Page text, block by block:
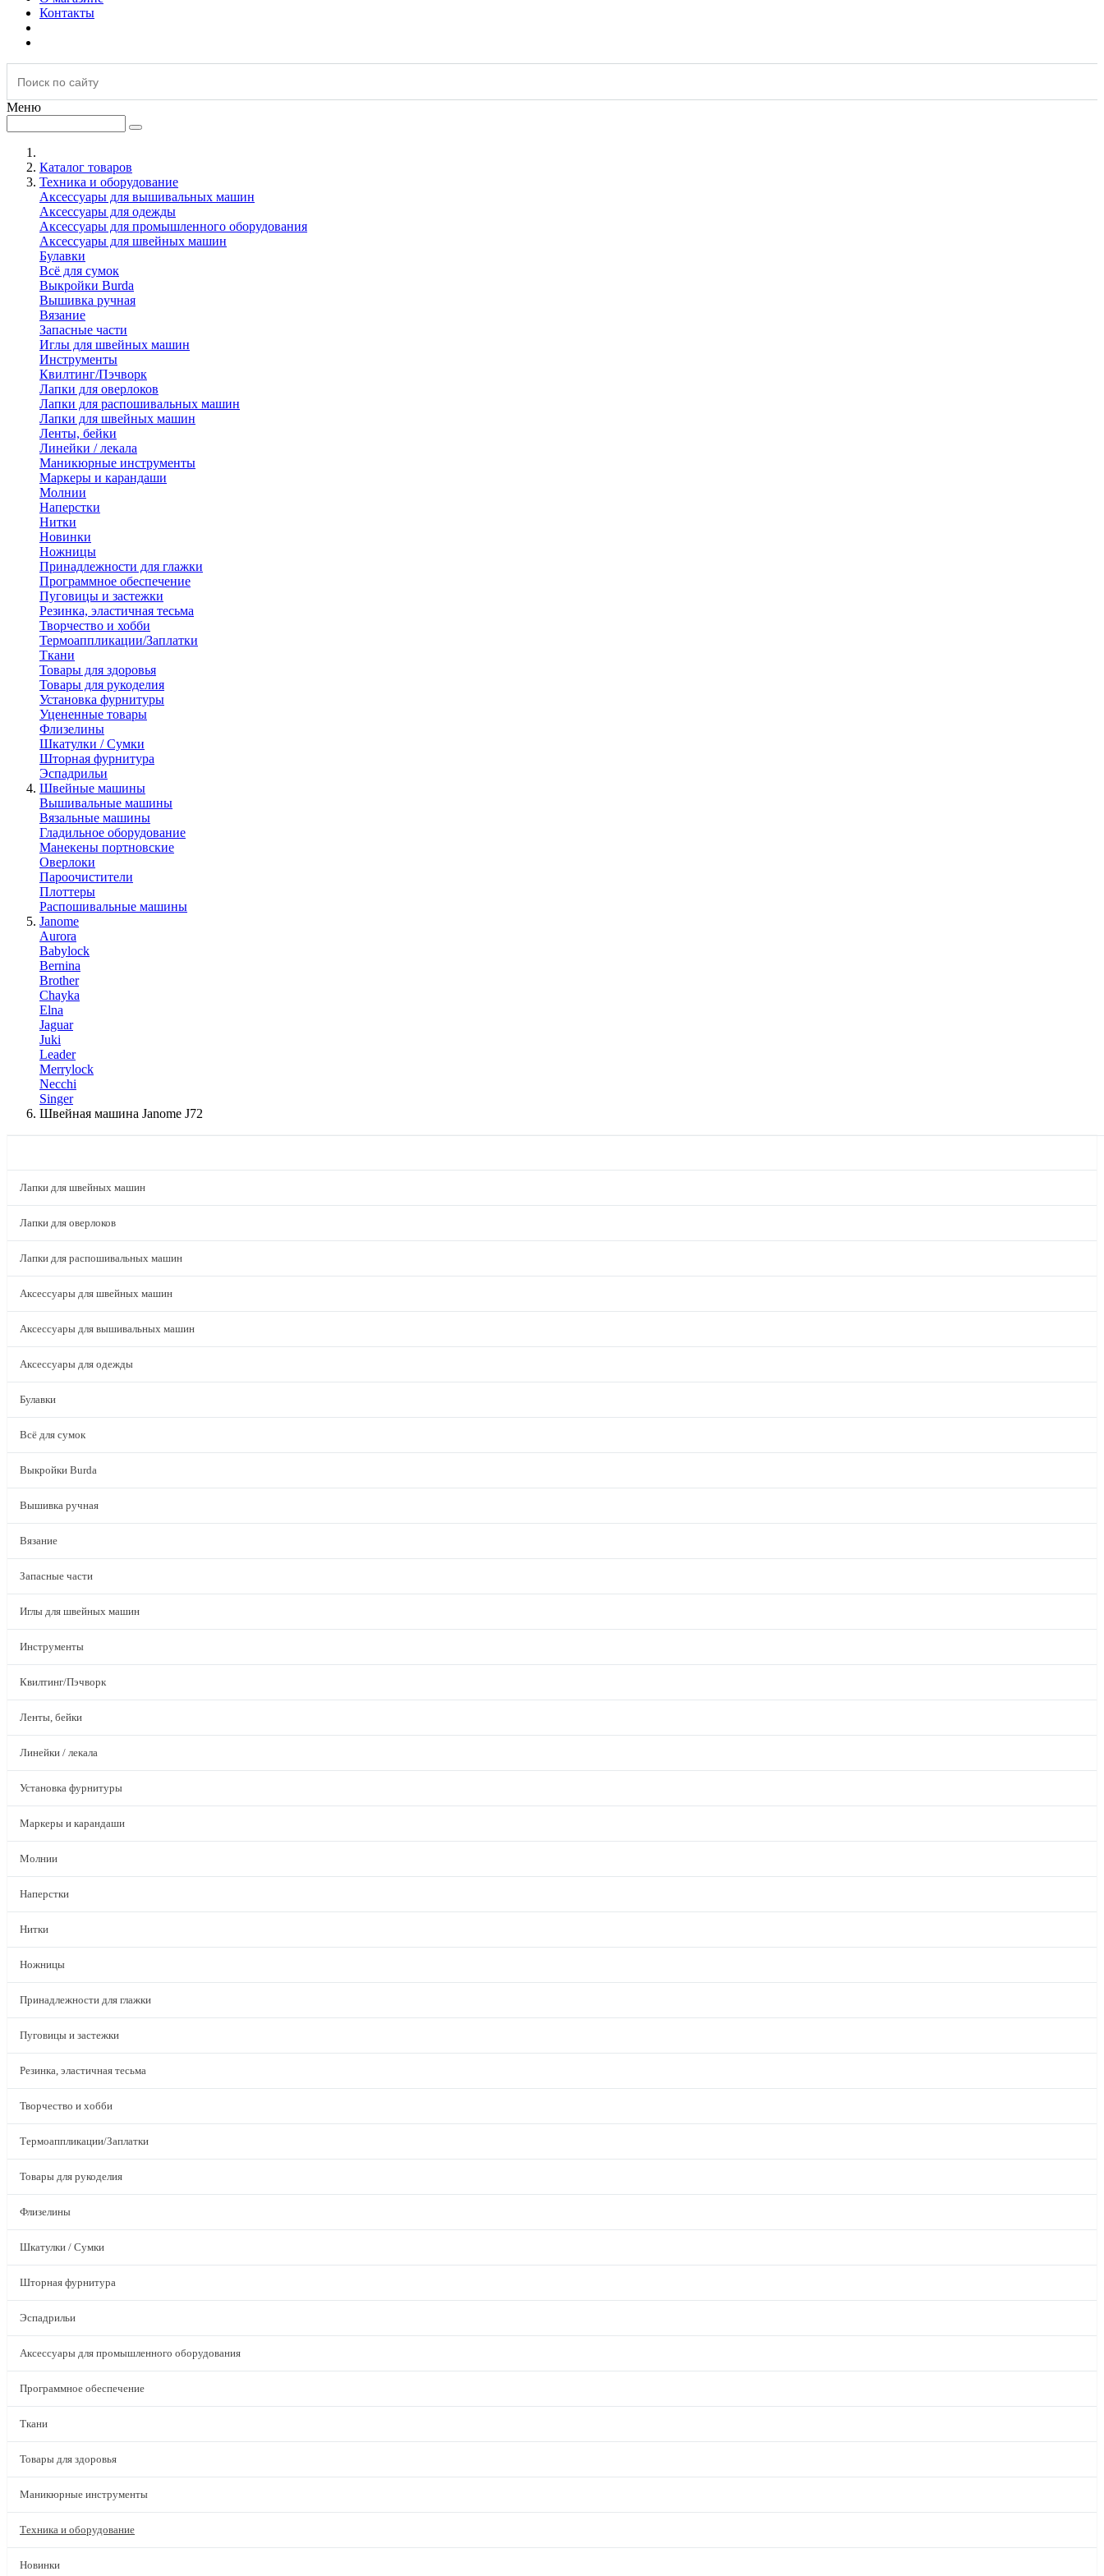
Контакты
Меню
Каталог товаров
Техника и оборудование
Аксессуары для вышивальных машин
Аксессуары для одежды
Аксессуары для промышленного оборудования
Аксессуары для швейных машин
Булавки
Всё для сумок
Выкройки Burda
Вышивка ручная
Вязание
Запасные части
Иглы для швейных машин
Инструменты
Квилтинг/Пэчворк
Лапки для оверлоков
Лапки для распошивальных машин
Лапки для швейных машин
Ленты, бейки
Линейки / лекала
Маникюрные инструменты
Маркеры и карандаши
Молнии
Наперстки
Нитки
Новинки
Ножницы
Принадлежности для глажки
Программное обеспечение
Пуговицы и застежки
Резинка, эластичная тесьма
Творчество и хобби
Термоаппликации/Заплатки
Ткани
Товары для здоровья
Товары для рукоделия
Установка фурнитуры
Уцененные товары
Флизелины
Шкатулки / Сумки
Шторная фурнитура
Эспадрильи
Швейные машины
Вышивальные машины
Вязальные машины
Гладильное оборудование
Манекены портновские
Оверлоки
Пароочистители
Плоттеры
Распошивальные машины
Janome
Aurora
Babylock
Bernina
Brother
Chayka
Elna
Jaguar
Juki
Leader
Merrylock
Necchi
Singer
Швейная машина Janome J72
Лапки для швейных машин
Лапки для оверлоков
Лапки для распошивальных машин
Аксессуары для швейных машин
Аксессуары для вышивальных машин
Аксессуары для одежды
Булавки
Всё для сумок
Выкройки Burda
Вышивка ручная
Вязание
Запасные части
Иглы для швейных машин
Инструменты
Квилтинг/Пэчворк
Ленты, бейки
Линейки / лекала
Установка фурнитуры
Маркеры и карандаши
Молнии
Наперстки
Нитки
Ножницы
Принадлежности для глажки
Пуговицы и застежки
Резинка, эластичная тесьма
Творчество и хобби
Термоаппликации/Заплатки
Товары для рукоделия
Флизелины
Шкатулки / Сумки
Шторная фурнитура
Эспадрильи
Аксессуары для промышленного оборудования
Программное обеспечение
Ткани
Товары для здоровья
Маникюрные инструменты
Техника и оборудование
Новинки